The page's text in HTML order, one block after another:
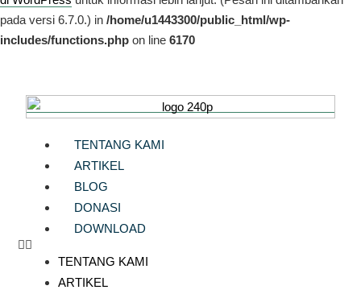
pada versi 6.7.0.) in /home/u1443300/public_html/wp-
includes/functions.php on line 6170
TENTANG KAMI
ARTIKEL
BLOG
DONASI
DOWNLOAD
TENTANG KAMI
ARTIKEL